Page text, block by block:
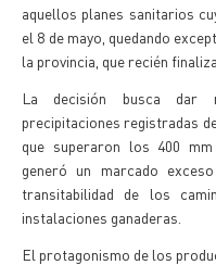
aquellos planes sanitarios
el 8 de mayo, quedando
la provincia, que recién
La decisión busca dar
precipitaciones registradas
que superaron los 400
generó un marcado
transitabilidad de los
instalaciones ganaderas.
El protagonismo de los